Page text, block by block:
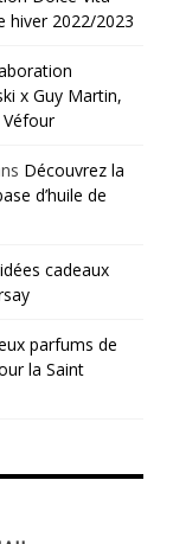
hiver 2022/2023
x Guy Martin,
Découvrez la
d’huile de
cadeaux
parfums de
la Saint